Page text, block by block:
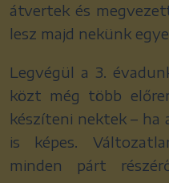
átvertek és
lesz majd nekünk
Legvégül a 3.
közt még több
készíteni nektek – ha
is képes.
minden párt